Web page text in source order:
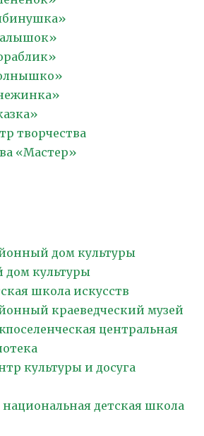
творчества
«Мастер»
дом культуры
дом культуры
школа искусств
краеведческий музей
центральная
культуры и досуга
национальная детская школа